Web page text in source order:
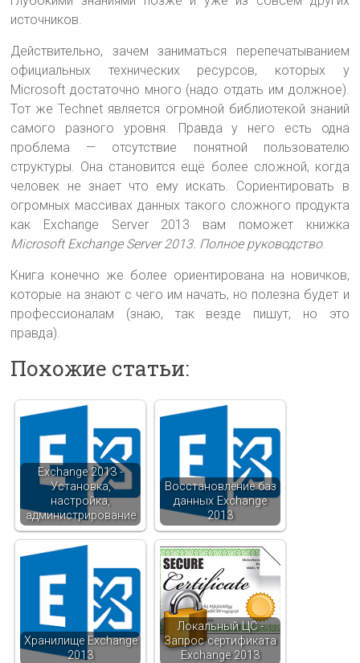
источников.
Действительно, зачем заниматься перепечатыванием
официальных технических ресурсов, которых у
Microsoft достаточно много (надо отдать им должное).
Тот же Technet является огромной библиотекой знаний
самого разного уровня. Правда у него есть одна
проблема — отсутствие понятной пользователю
структуры. Она становится ещё более сложной, когда
человек не знает что ему искать. Сориентировать в
огромных массивах данных такого сложного продукта
как Exchange Server 2013 вам поможет книжка
Microsoft Exchange Server 2013. Полное руководство.
Книга конечно же более ориентирована на новичков,
которые на знают с чего им начать, но полезна будет и
профессионалам (знаю, так везде пишут, но это
правда).
Похожие статьи:
Exchange 2013 -
Установка,
настройка,
администрирование
Восстановление баз
данных Exchange
2013
Хранилище Exchange
2013
Локальный ЦС -
Запрос сертификата
Exchange 2013